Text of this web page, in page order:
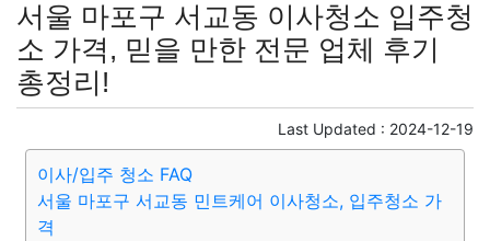
서울 마포구 서교동 이사청소 입주청
소 가격, 믿을 만한 전문 업체 후기
총정리!
Last Updated : 2024-12-19
이사/입주 청소 FAQ
서울 마포구 서교동 민트케어 이사청소, 입주청소 가
격